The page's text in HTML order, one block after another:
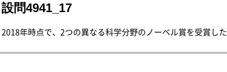
設問4941_17
2018年時点で、2つの異なる科学分野のノーベル賞を受賞し